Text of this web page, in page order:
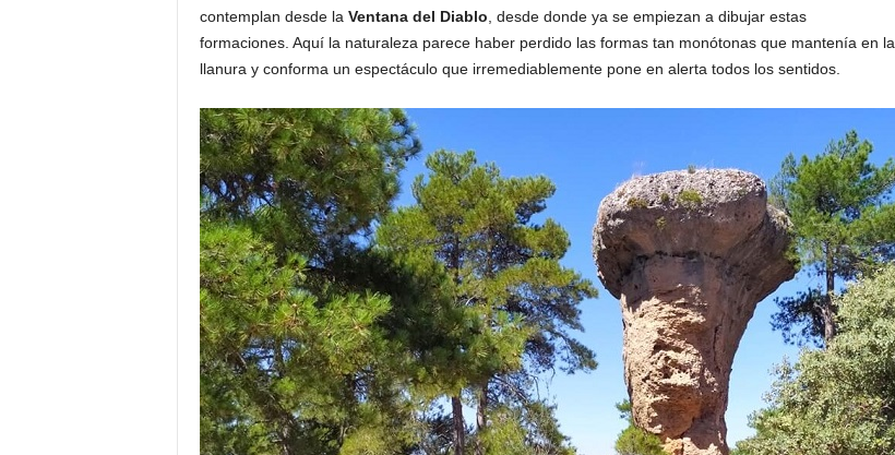
contemplan desde la Ventana del Diablo , desde donde ya se empiezan a dibujar estas
formaciones. Aquí la naturaleza parece haber perdido las formas tan monótonas que mantenía en la
llanura y conforma un espectáculo que irremediablemente pone en alerta todos los sentidos.